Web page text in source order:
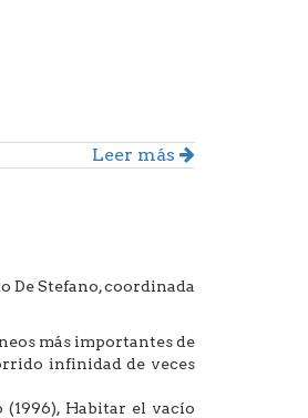
Leer más
Stefano, coordinada
más importantes de
infinidad de veces
(1996), Habitar el vacío